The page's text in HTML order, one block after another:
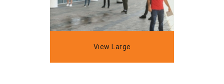
View Large